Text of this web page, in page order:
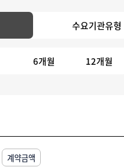
수요기관유형
6개월 12개월
계약금액